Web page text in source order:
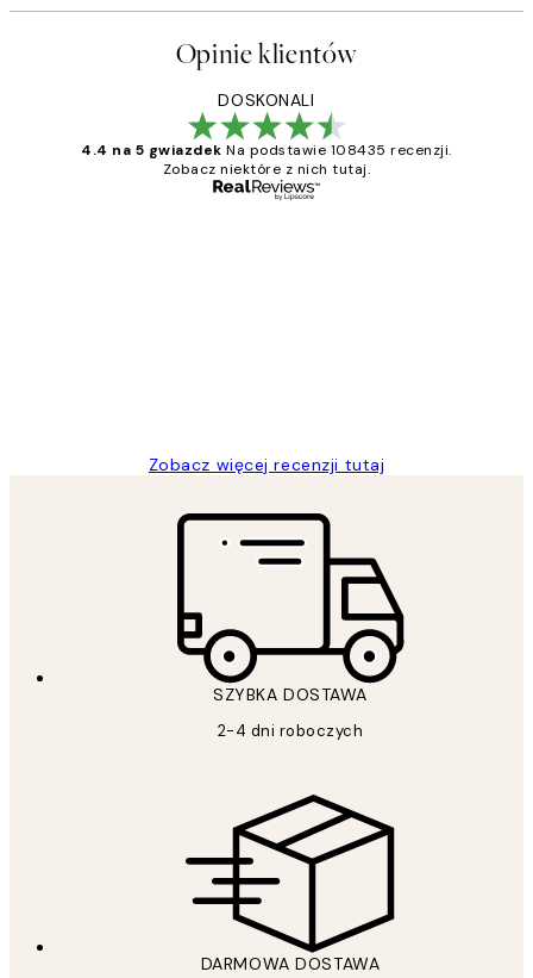
Opinie klientów
DOSKONALI
4.4 na 5 gwiazdek Na podstawie 108435 recenzji.
Zobacz niektóre z nich tutaj.
Zobacz więcej recenzji tutaj
SZYBKA DOSTAWA
2-4 dni roboczych
DARMOWA DOSTAWA